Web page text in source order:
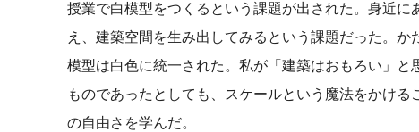
授業で白模型をつくるという課題が出された。身近
え、建築空間を生み出してみるという課題だった。
模型は白色に統一された。私が「建築はおもろい」
ものであったとしても、スケールという魔法をかけ
の自由さを学んだ。